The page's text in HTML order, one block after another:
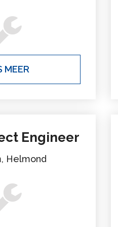
MEER
Engineer
Helmond